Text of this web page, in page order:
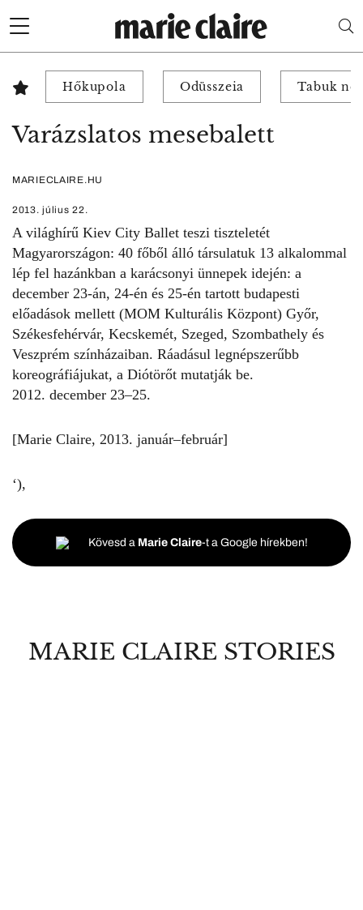
Hőkupola Odüsszeia Tabuk
Varázslatos mesebalett
MARIECLAIRE.HU
2013. július 22.
A világhírű Kiev City Ballet teszi tiszteletét
Magyarországon: 40 főből álló társulatuk 13 alkalommal
lép fel hazánkban a karácsonyi ünnepek idején: a
december 23-án, 24-én és 25-én tartott budapesti
előadások mellett (MOM Kulturális Központ) Győr,
Székesfehérvár, Kecskemét, Szeged, Szombathely és
Veszprém színházaiban. Ráadásul legnépszerűbb
koreográfiájukat, a Diótörőt mutatják be.
2012. december 23–25.
[Marie Claire, 2013. január–február]
‘),
Kövesd a Marie Claire-t a Google hírekben!
MARIE CLAIRE STORIES